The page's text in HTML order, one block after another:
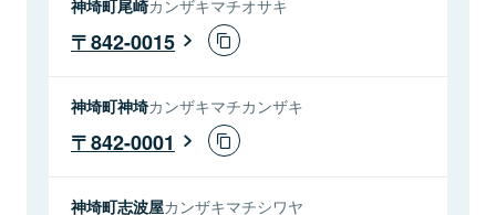
神埼町尾崎カンザキマチオサキ
842-0015
神埼町神埼カンザキマチカンザキ
842-0001
神埼町志波屋カンザキマチシワヤ